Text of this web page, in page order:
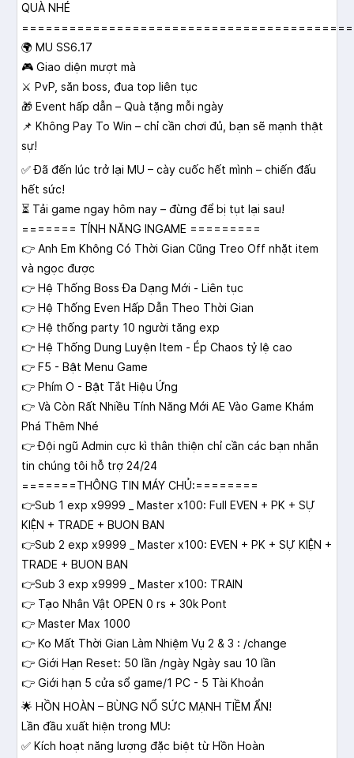
QUÀ NHÉ
🌍 MU SS6.17
🎮 Giao diện mượt mà
⚔️ PvP, săn boss, đua top liên tục
🎁 Event hấp dẫn – Quà tặng mỗi ngày
📌 Không Pay To Win – chỉ cần chơi đủ, bạn sẽ mạnh thật
sự!
✅ Đã đến lúc trở lại MU – cày cuốc hết mình – chiến đấu
hết sức!
⏳ Tải game ngay hôm nay – đừng để bị tụt lại sau!
======= TÍNH NĂNG INGAME =========
👉 Anh Em Không Có Thời Gian Cũng Treo Off nhặt item
và ngọc được
👉 Hệ Thống Boss Đa Dạng Mới - Liên tục
👉 Hệ Thống Even Hấp Dẫn Theo Thời Gian
👉 Hệ thống party 10 người tăng exp
👉 Hệ Thống Dung Luyện Item - Ép Chaos tỷ lệ cao
👉 F5 - Bật Menu Game
👉 Phím O - Bật Tắt Hiệu Ứng
👉 Và Còn Rất Nhiều Tính Năng Mới AE Vào Game Khám
Phá Thêm Nhé
👉 Đội ngũ Admin cực kì thân thiện chỉ cần các bạn nhắn
tin chúng tôi hỗ trợ 24/24
=======THÔNG TIN MÁY CHỦ:========
👉Sub 1 exp x9999 _ Master x100: Full EVEN + PK + SỰ
KIỆN + TRADE + BUON BAN
👉Sub 2 exp x9999 _ Master x100: EVEN + PK + SỰ KIỆN +
TRADE + BUON BAN
👉Sub 3 exp x9999 _ Master x100: TRAIN
👉 Tạo Nhân Vật OPEN 0 rs + 30k Pont
👉 Master Max 1000
👉 Ko Mất Thời Gian Làm Nhiệm Vụ 2 & 3 : /change
👉 Giới Hạn Reset: 50 lần /ngày Ngày sau 10 lần
👉 Giới hạn 5 cửa sổ game/1 PC - 5 Tài Khoản
🌟 HỒN HOÀN – BÙNG NỔ SỨC MẠNH TIỀM ẨN!
Lần đầu xuất hiện trong MU:
✅ Kích hoạt năng lượng đặc biệt từ Hồn Hoàn